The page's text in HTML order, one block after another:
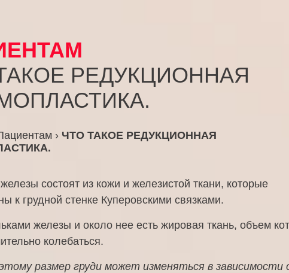
РЕДУКЦИОННАЯ
› ЧТО ТАКОЕ РЕДУКЦИОННАЯ
состоят из кожи и железистой ткани, которые
к грудной стенке Куперовскими связками.
железы и около нее есть жировая ткань, объем
колебаться.
размер груди может изменяться в зависимости